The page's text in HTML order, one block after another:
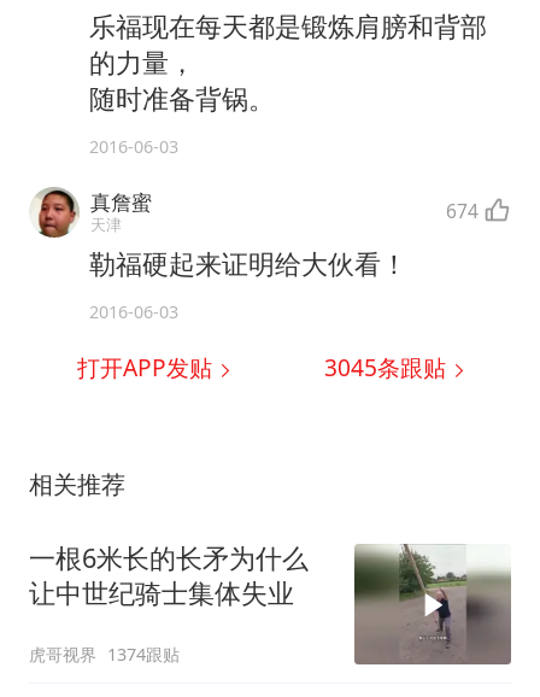
乐福现在每天都是锻炼肩膀和背部
的力量，
随时准备背锅。
2016-06-03
真詹蜜
天津 674
勒福硬起来证明给大伙看！
2016-06-03
打开APP发贴 3045条跟贴
相关推荐
一根6米长的长矛为什么
让中世纪骑士集体失业
虎哥视界 1374跟贴